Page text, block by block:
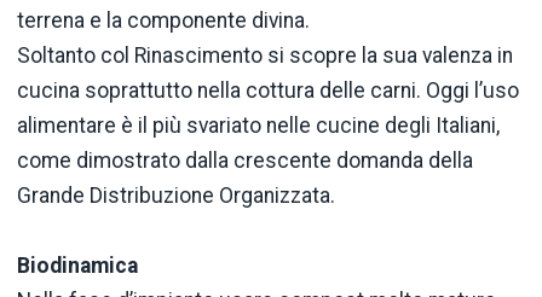
terrena e la componente divina.
Soltanto col Rinascimento si scopre la sua valenza in
cucina soprattutto nella cottura delle carni. Oggi l’uso
alimentare è il più svariato nelle cucine degli Italiani,
come dimostrato dalla crescente domanda della
Grande Distribuzione Organizzata.
Biodinamica